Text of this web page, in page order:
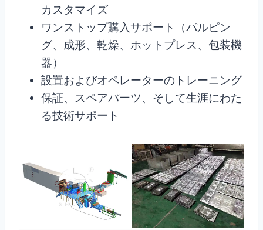
カスタマイズ
ワンストップ購入サポート（パルピン
グ、成形、乾燥、ホットプレス、包装機
器）
設置およびオペレーターのトレーニング
保証、スペアパーツ、そして生涯にわた
る技術サポート